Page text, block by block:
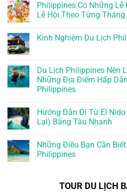
Philippines Có Những Lễ
Lễ Hội Theo Từng Tháng
Kinh Nghiệm Du Lịch
Du Lịch Philippines Nên
Những Địa Điểm Hấp
Philippines
Hướng Dẫn Đi Từ El
Lại) Bằng Tàu Nhanh
Những Điều Bạn Cần
Philippines
TOUR DU LỊCH